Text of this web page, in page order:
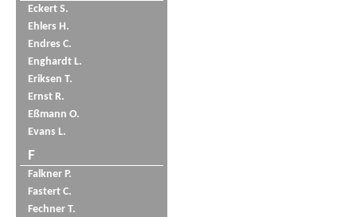
Eckert S.
Ehlers H.
Endres C.
Enghardt L.
Eriksen T.
Ernst R.
Eßmann O.
Evans L.
F
Falkner P.
Fastert C.
Fechner T.